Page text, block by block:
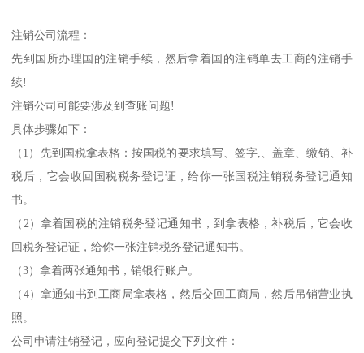
注销公司流程：
先到国所办理国的注销手续，然后拿着国的注销单去工商的注销手
续!
注销公司可能要涉及到查账问题!
具体步骤如下：
（1）先到国税拿表格：按国税的要求填写、签字,、盖章、缴销、补
税后，它会收回国税税务登记证，给你一张国税注销税务登记通知
书。
（2）拿着国税的注销税务登记通知书，到拿表格，补税后，它会收
回税务登记证，给你一张注销税务登记通知书。
（3）拿着两张通知书，销银行账户。
（4）拿通知书到工商局拿表格，然后交回工商局，然后吊销营业执
照。
公司申请注销登记，应向登记提交下列文件：